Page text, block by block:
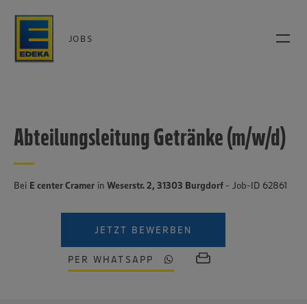
JOBS
Abteilungsleitung Getränke (m/w/d)
Bei E center Cramer in Weserstr. 2, 31303 Burgdorf - Job-ID 62861
JETZT BEWERBEN
PER WHATSAPP